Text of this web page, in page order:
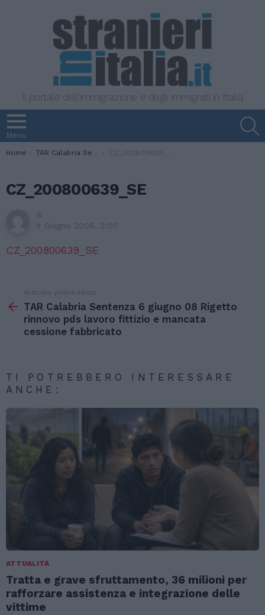
Il portale dell'immigrazione e degli immigrati in Italia
Menu
You are here:
Home TAR Calabria Sentenza 6 giugno 08 Rigetto rinnovo pds lavoro fittizio e mancata cessione fabbricato CZ_200800639_SE
CZ_200800639_SE
di
9 Giugno 2008, 2:00
CZ_200800639_SE
di
Articolo precedente
TAR Calabria Sentenza 6 giugno 08 Rigetto
rinnovo pds lavoro fittizio e mancata
cessione fabbricato
TI POTREBBERO INTERESSARE
ANCHE:
ATTUALITÀ
Tratta e grave sfruttamento, 36 milioni per
rafforzare assistenza e integrazione delle
vittime